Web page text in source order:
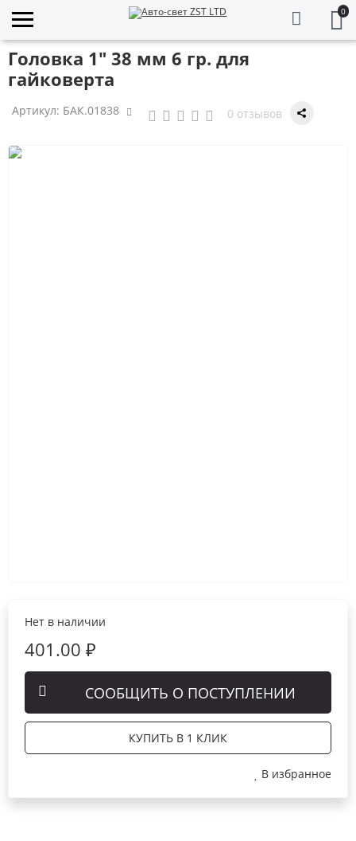
0
Головка 1" 38 мм 6 гр. для
гайковерта
Артикул: БАК.01838 0 отзывов
Нет в наличии
401.00 ₽
СООБЩИТЬ О ПОСТУПЛЕНИИ
КУПИТЬ В 1 КЛИК
В избранное